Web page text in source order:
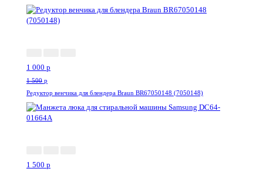
1 000 p
1 500 p
Редуктор венчика для блендера Braun BR67050148 (7050148)
1 500 p